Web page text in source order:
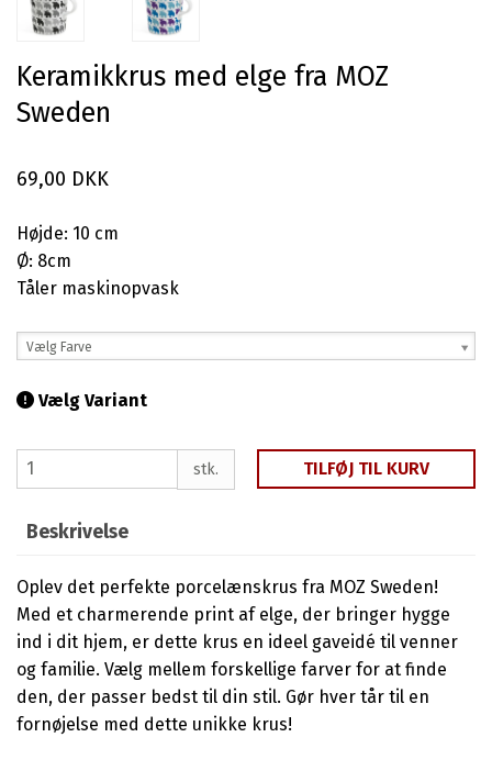
Keramikkrus med elge fra MOZ
Sweden
69,00 DKK
Højde: 10 cm
Ø: 8cm
Tåler maskinopvask
Vælg Farve
Vælg Variant
stk. TILFØJ TIL KURV
Beskrivelse
Oplev det perfekte porcelænskrus fra MOZ Sweden!
Med et charmerende print af elge, der bringer hygge
ind i dit hjem, er dette krus en ideel gaveidé til venner
og familie. Vælg mellem forskellige farver for at finde
den, der passer bedst til din stil. Gør hver tår til en
fornøjelse med dette unikke krus!